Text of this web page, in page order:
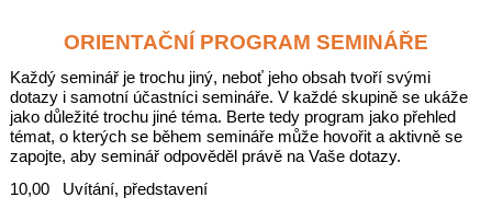
ORIENTAČNÍ PROGRAM SEMINÁŘE
Každý seminář je trochu jiný, neboť jeho obsah tvoří svými
dotazy i samotní účastníci semináře. V každé skupině se ukáže
jako důležité trochu jiné téma. Berte tedy program jako přehled
témat, o kterých se během semináře může hovořit a aktivně se
zapojte, aby seminář odpověděl právě na Vaše dotazy.
10,00 Uvítání, představení